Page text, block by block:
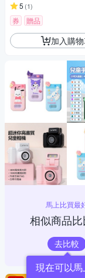
5 (1)
券 贈品
加入購
馬上比買最
相似商品
去比較
現在可以馬